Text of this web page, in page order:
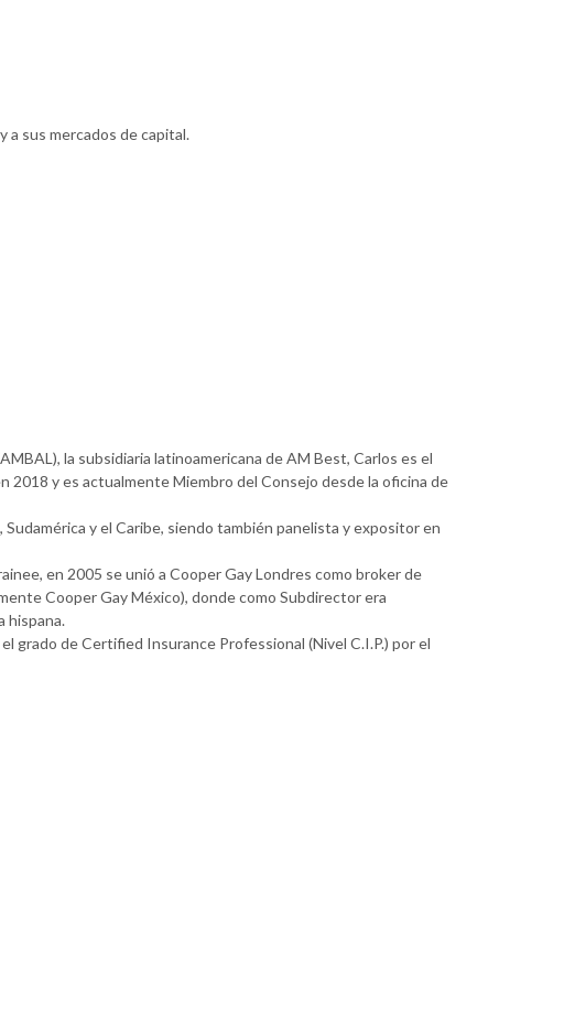
a sus mercados de capital.
la subsidiaria latinoamericana de AM Best, Carlos es el
2018 y es actualmente Miembro del Consejo desde la oficina de
y el Caribe, siendo también panelista y expositor en
en 2005 se unió a Cooper Gay Londres como broker de
Cooper Gay México), donde como Subdirector era
hispana.
grado de Certified Insurance Professional (Nivel C.I.P.) por el